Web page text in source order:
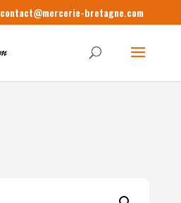
contact@mercerie-bretagne.com